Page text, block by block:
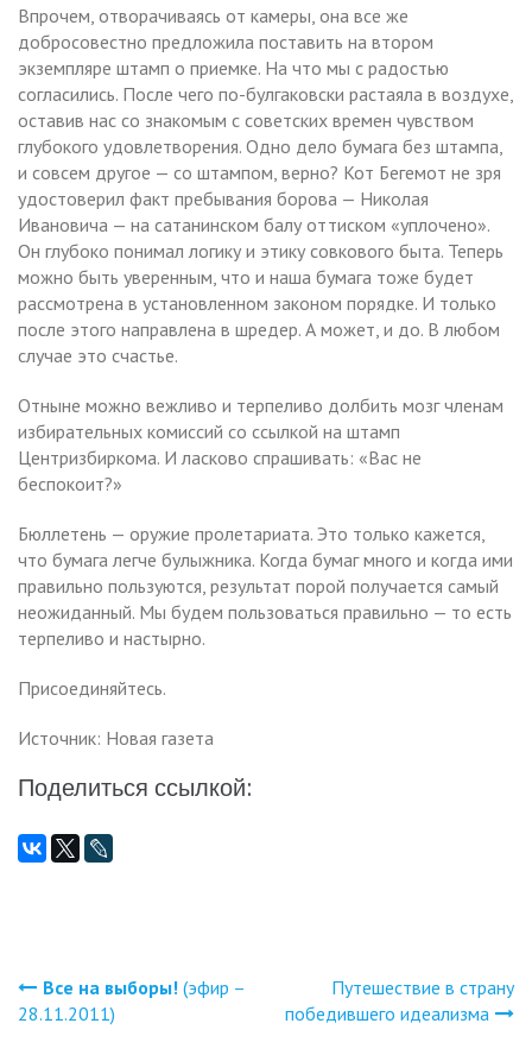
Впрочем, отворачиваясь от камеры, она все же
добросовестно предложила поставить на втором
экземпляре штамп о приемке. На что мы с радостью
согласились. После чего по-булгаковски растаяла в воздухе,
оставив нас со знакомым с советских времен чувством
глубокого удовлетворения. Одно дело бумага без штампа,
и совсем другое — со штампом, верно? Кот Бегемот не зря
удостоверил факт пребывания борова — Николая
Ивановича — на сатанинском балу оттиском «уплочено».
Он глубоко понимал логику и этику совкового быта. Теперь
можно быть уверенным, что и наша бумага тоже будет
рассмотрена в установленном законом порядке. И только
после этого направлена в шредер. А может, и до. В любом
случае это счастье.
Отныне можно вежливо и терпеливо долбить мозг членам
избирательных комиссий со ссылкой на штамп
Центризбиркома. И ласково спрашивать: «Вас не
беспокоит?»
Бюллетень — оружие пролетариата. Это только кажется,
что бумага легче булыжника. Когда бумаг много и когда ими
правильно пользуются, результат порой получается самый
неожиданный. Мы будем пользоваться правильно — то есть
терпеливо и настырно.
Присоединяйтесь.
Источник: Новая газета
Поделиться ссылкой:
Навигация
Все на выборы! (эфир –
28.11.2011)
Путешествие в страну
победившего идеализма